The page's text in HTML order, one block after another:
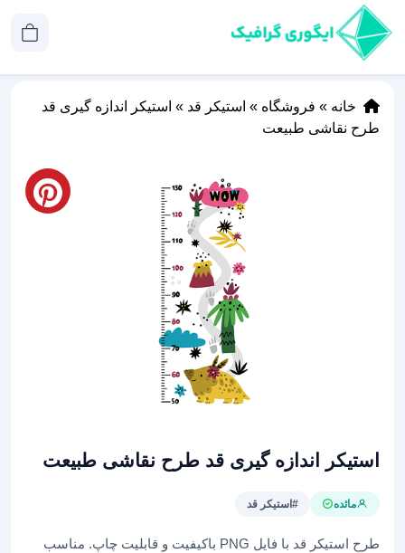
خانه » فروشگاه » استیکر قد » استیکر اندازه گیری قد
طرح نقاشی طبیعت
استیکر اندازه گیری قد طرح نقاشی طبیعت
مائده #استیکر قد
طرح استیکر قد با فایل PNG باکیفیت و قابلیت چاپ. مناسب